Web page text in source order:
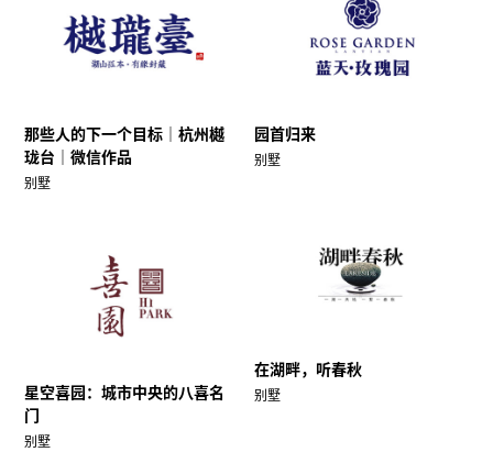
那些人的下一个目标｜杭州樾
珑台｜微信作品
别墅
园首归来
别墅
在湖畔，听春秋
别墅
星空喜园：城市中央的八喜名
门
别墅